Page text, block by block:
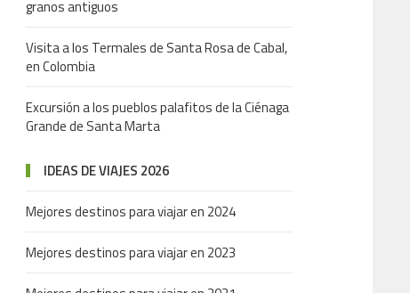
granos antiguos
Visita a los Termales de Santa Rosa de Cabal,
en Colombia
Excursión a los pueblos palafitos de la Ciénaga
Grande de Santa Marta
IDEAS DE VIAJES 2026
Mejores destinos para viajar en 2024
Mejores destinos para viajar en 2023